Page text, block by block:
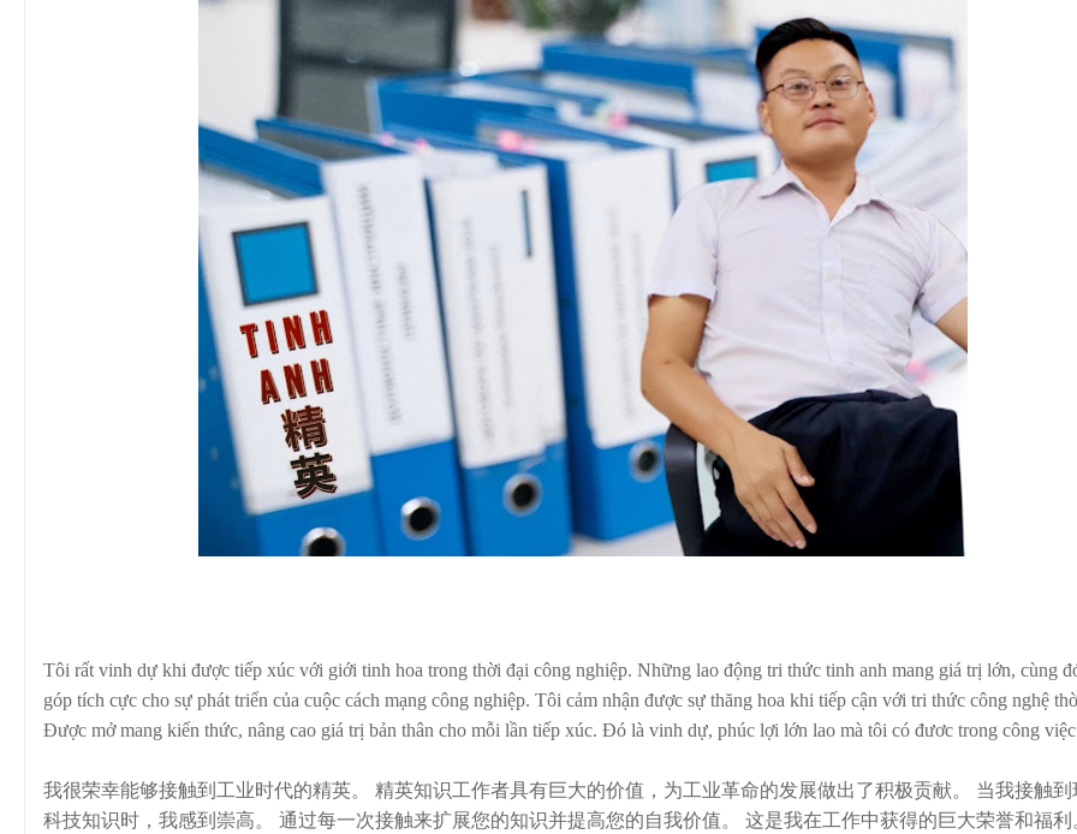
Tôi rất vinh dự khi được tiếp xúc với giới tinh hoa trong thời đại công nghiệp. Những lao động tri thức tinh anh mang giá trị lớn, cùng
góp tích cực cho sự phát triển của cuộc cách mạng công nghiệp. Tôi cảm nhận được sự thăng hoa khi tiếp cận với tri thức công nghệ
Được mở mang kiến thức, nâng cao giá trị bản thân cho mỗi lần tiếp xúc. Đó là vinh dự, phúc lợi lớn lao mà tôi có đươc trong công
我很荣幸能够接触到工业时代的精英。 精英知识工作者具有巨大的价值，为工业革命的发展做出了积极贡献。 当我接触到
科技知识时，我感到崇高。 通过每一次接触来扩展您的知识并提高您的自我价值。 这是我在工作中获得的巨大荣誉和福利